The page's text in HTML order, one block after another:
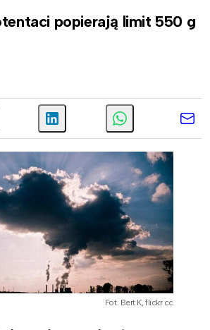
popierają limit 550 g
Fot. Bert K, flickr cc